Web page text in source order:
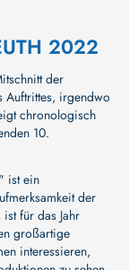
2022
der
Auftrittes, irgendwo
chronologisch
10.
ist ein
der
für das Jahr
großartige
interessieren,